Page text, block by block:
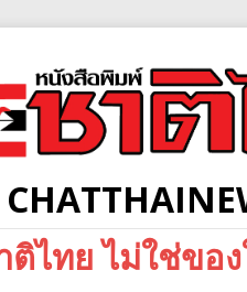
ติไทย ไม่ใช่ขอ